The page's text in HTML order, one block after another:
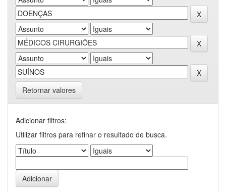
Retornar valores
Adicionar filtros:
Utilizar filtros para refinar o resultado de busca.